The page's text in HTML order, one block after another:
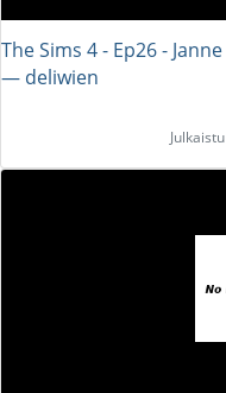
The Sims 4 - Ep26 -
― deliwien